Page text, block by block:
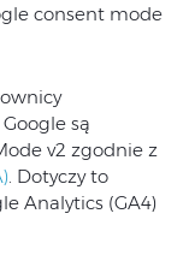
consent mode
są
v2 zgodnie z
. Dotyczy to
Analytics (GA4)